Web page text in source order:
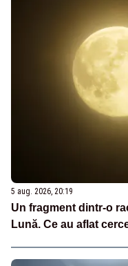
5 aug. 2026, 20:19
Un fragment dintr-o
Lună. Ce au aflat